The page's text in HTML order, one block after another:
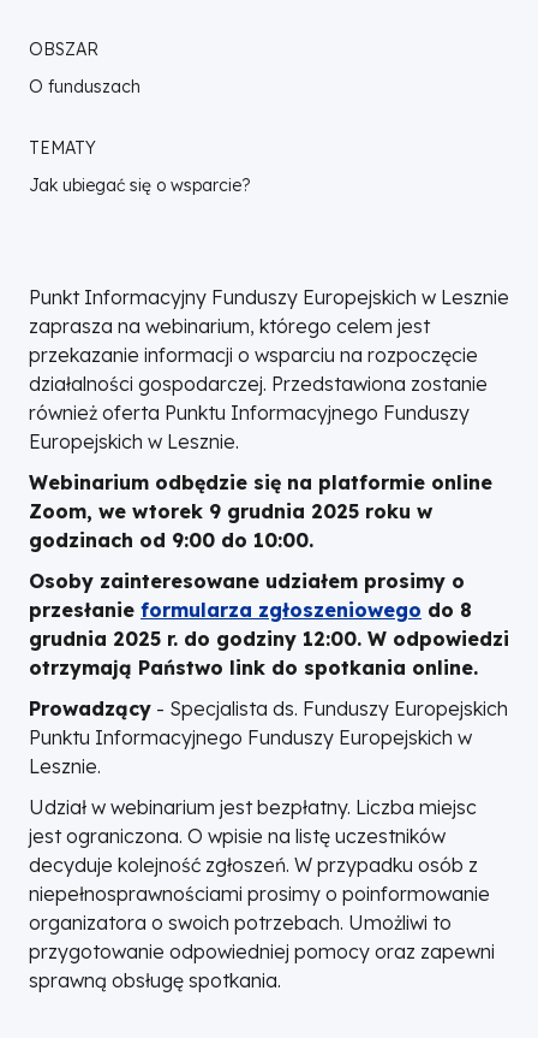
OBSZAR
O funduszach
TEMATY
Jak ubiegać się o wsparcie?
Punkt Informacyjny Funduszy Europejskich w Lesznie
zaprasza na webinarium, którego celem jest
przekazanie informacji o wsparciu na rozpoczęcie
działalności gospodarczej. Przedstawiona zostanie
również oferta Punktu Informacyjnego Funduszy
Europejskich w Lesznie.
Webinarium odbędzie się na platformie online
Zoom, we wtorek 9 grudnia 2025 roku w
godzinach od 9:00 do 10:00.
Osoby zainteresowane udziałem prosimy o
przesłanie formularza zgłoszeniowego do 8
grudnia 2025 r. do godziny 12:00. W odpowiedzi
otrzymają Państwo link do spotkania online.
Prowadzący - Specjalista ds. Funduszy Europejskich
Punktu Informacyjnego Funduszy Europejskich w
Lesznie.
Udział w webinarium jest bezpłatny. Liczba miejsc
jest ograniczona. O wpisie na listę uczestników
decyduje kolejność zgłoszeń. W przypadku osób z
niepełnosprawnościami prosimy o poinformowanie
organizatora o swoich potrzebach. Umożliwi to
przygotowanie odpowiedniej pomocy oraz zapewni
sprawną obsługę spotkania.